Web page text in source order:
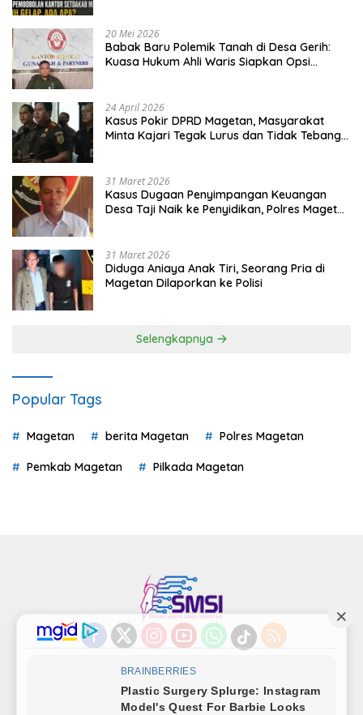
20 Mei 2026
Babak Baru Polemik Tanah di Desa Gerih:
Kuasa Hukum Ahli Waris Siapkan Opsi
24 April 2026
Kasus Pokir DPRD Magetan, Masyarakat
Minta Kajari Tegak Lurus dan Tidak Tebang
31 Maret 2026
Kasus Dugaan Penyimpangan Keuangan
Desa Taji Naik ke Penyidikan, Polres Magetan
31 Maret 2026
Diduga Aniaya Anak Tiri, Seorang Pria di
Magetan Dilaporkan ke Polisi
Selengkapnya
Popular Tags
Magetan berita Magetan Polres Magetan
Pemkab Magetan Pilkada Magetan
Kode Etik Privacy Policy
Disclaimer
Pedoman Media Siber